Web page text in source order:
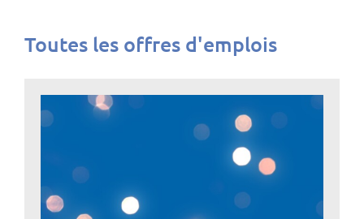
Toutes les offres d'emplois